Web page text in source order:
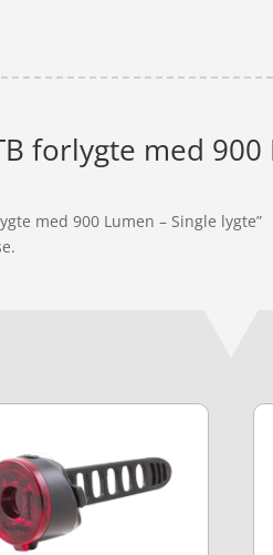
forlygte med
med 900 Lumen – Single lygte”